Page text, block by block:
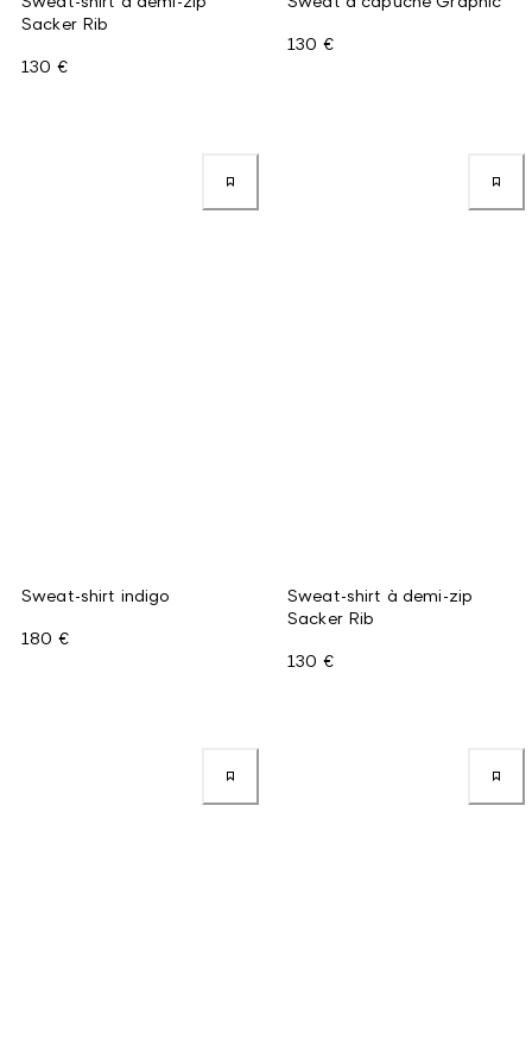
Sacker Rib
130 €
130 €
Sweat-shirt indigo
180 €
Sweat-shirt à demi-zip
Sacker Rib
130 €